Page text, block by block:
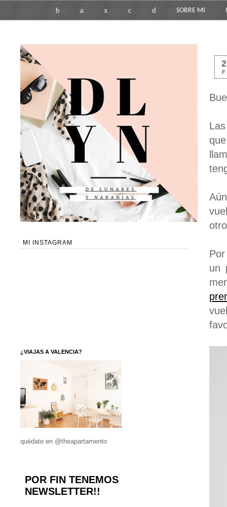
b a x c d SOBRE MI
un
MI INSTAGRAM
¿VIAJAS A VALENCIA?
quédate en @theapartamento
POR FIN TENEMOS
NEWSLETTER!!